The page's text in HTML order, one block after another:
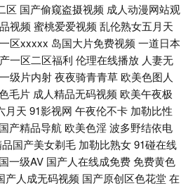
美韩日色 亚洲一区二区三区人妻 91精选在
本欧美国产 人人操人人干av97 五月天婷婷
国产亚洲精品 狠狠干网站 日韩免费成人网
频 超碰人妻99 国际东方AV在线 青青久久
片 AV福利在线导航 九九精品99久久 91最
区 国产偷窥盗摄视频 成人动漫网站观
视频 蜜桃爱爱视频 乱伦熟女五月天
一区xxxxx 岛国大片免费视频 一道日本
一区二区福利 伦理在线播放 人妻无
级片内射夜夜骑青青草 欧美色图人
毛片 成人精品无码视频 欧美午夜极
月天 91影视网 午夜伦不卡 加勒比性
产精品导航 欧美色淫波多野结依电
国产美女剃毛 加勒比熟女91碰在线
一级AV 国产人在线成免费免费黄色
产人成无码视频 国产原创区色花堂在